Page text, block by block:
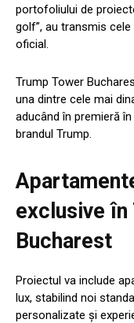
portofoliului de
golf”, au transmis
oficial.
Trump Tower
una dintre cele mai
aducând în premieră
brandul Trump.
exclusive în
Bucharest
Proiectul va include
lux, stabilind noi
personalizate și